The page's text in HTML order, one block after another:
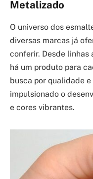
Metalizado
O universo dos
diversas marcas já
conferir. Desde linhas
há um produto para
busca por qualidade
impulsionado o
e cores vibrantes.